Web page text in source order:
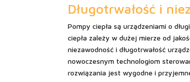
Długotrwałość i
Pompy ciepła są urządzeniami o
ciepła zależy w dużej mierze od
niezawodność i długotrwałość
nowoczesnym technologiom
rozwiązania jest wygodne i